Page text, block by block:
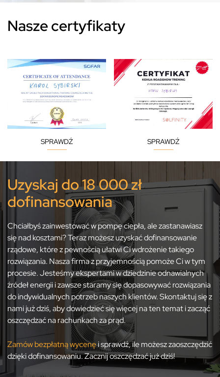
Nasze certyfikaty
SPRAWDŹ SPRAWDŹ
Uzyskaj do 18 000 zł
dofinansowania
Chciałbyś zainwestować w pompę ciepła, ale zastanawiasz
się nad kosztami? Teraz możesz uzyskać dofinansowanie
rządowe, które z pewnością ułatwi Ci wdrożenie takiego
rozwiązania. Nasza firma z przyjemnością pomoże Ci w tym
procesie. Jesteśmy ekspertami w dziedzinie odnawialnych
źródeł energii i zawsze staramy się dopasowywać rozwiązania
do indywidualnych potrzeb naszych klientów. Skontaktuj się z
nami już dziś, aby dowiedzieć się więcej na ten temat i zacząć
oszczędzać na rachunkach za prąd.
Zamów bezpłatną wycenęi sprawdź, ile możesz zaoszczędzić
dzięki dofinansowaniu. Zacznij oszczędzać już dziś!